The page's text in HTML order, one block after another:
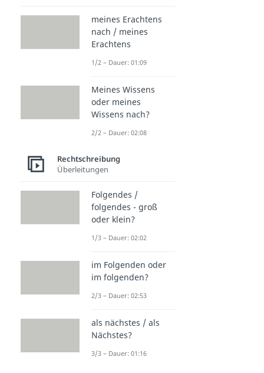
meines Erachtens
nach / meines
Erachtens
1/2 – Dauer: 01:09
Meines Wissens
oder meines
Wissens nach?
2/2 – Dauer: 02:08
Rechtschreibung
Überleitungen
Folgendes /
folgendes - groß
oder klein?
1/3 – Dauer: 02:02
im Folgenden oder
im folgenden?
2/3 – Dauer: 02:53
als nächstes / als
Nächstes?
3/3 – Dauer: 01:16